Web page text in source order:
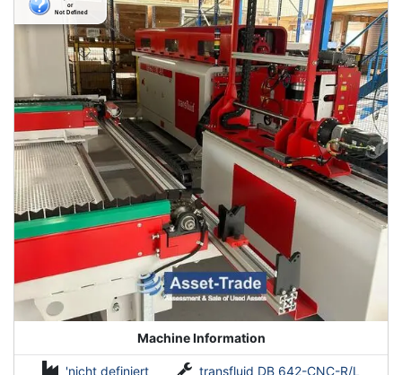
Machine Information
'nicht definiert transfluid DB 642-CNC-R/L